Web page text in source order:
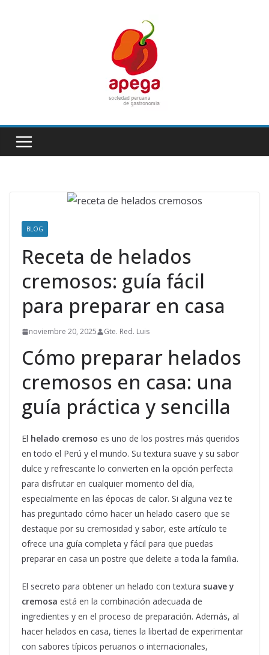
BLOG
Receta de helados
cremosos: guía fácil
para preparar en casa
noviembre 20, 2025 Gte. Red. Luis
Cómo preparar helados
cremosos en casa: una
guía práctica y sencilla
El helado cremoso es uno de los postres más queridos
en todo el Perú y el mundo. Su textura suave y su sabor
dulce y refrescante lo convierten en la opción perfecta
para disfrutar en cualquier momento del día,
especialmente en las épocas de calor. Si alguna vez te
has preguntado cómo hacer un helado casero que se
destaque por su cremosidad y sabor, este artículo te
ofrece una guía completa y fácil para que puedas
preparar en casa un postre que deleite a toda la familia.
El secreto para obtener un helado con textura suave y
cremosa está en la combinación adecuada de
ingredientes y en el proceso de preparación. Además, al
hacer helados en casa, tienes la libertad de experimentar
con sabores típicos peruanos o internacionales,